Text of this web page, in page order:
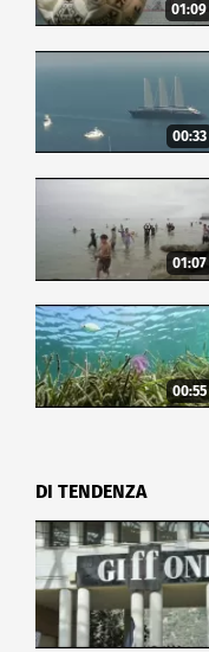
01:09
00:33
01:07
00:55
DI TENDENZA